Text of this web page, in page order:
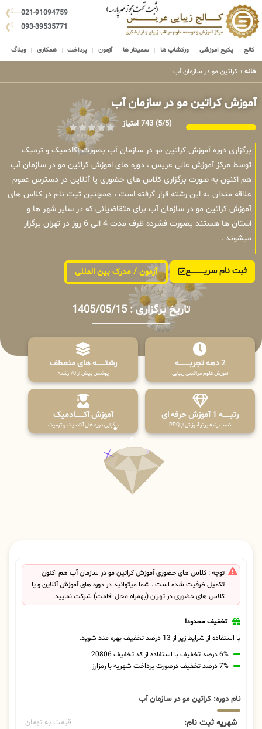
021-91094759
093-39535771
کالج پکیج اموزشی ورکشاپ ها سمینار ها آزمون پرداخت همکاری وبلاگ
خانه » کراتین مو در سازمان آب
آموزش کراتین مو در سازمان آب
(5/5) 743 امتیاز
برگزاری دوره آموزش کراتین مو در سازمان آب بصورت آکادمیک و ترمیک
توسط مرکز آموزش عالی عریس ، دوره های اموزش کراتین مو در سازمان آب
هم اکنون به صورت برگزاری کلاس های حضوری یا آنلاین در دسترس عموم
علاقه مندان به این رشته قرار گرفته است ، همچنین ثبت نام در کلاس های
آموزش کراتین مو در سازمان آب برای متقاضیانی که در سایر شهر ها و
استان ها هستند بصورت فشرده ظرف مدت 4 الی 6 روز در تهران برگزار
میشوند .
ثبت نام سریــــــــــــع آزمون / مدرک بین المللی
تاریخ برگزاری : 1405/05/15
2 دهه تجربـــــــــه
آموزش علوم مراقبتی زیبایی
رشتـــــــه های منعطف
پوشش بیش از 70 رشته
رتبــــــه 1 آموزش حرفه ای
کسب رتبه برتر آموزش از PPQ
آموزش آکـــــــادمیک
برگزاری دوره های آکادمیک و ترمیک
توجه : کلاس های حضوری آموزش کراتین مو در سازمان آب هم اکنون
تکمیل ظرفیت شده است . شما میتوانید در دوره های آموزش آنلاین و یا
کلاس های حضوری در تهران (بهمراه محل اقامت) شرکت نمایید.
تخفیف محدود!
با استفاده از شرایط زیر از 13 درصد تخفیف بهره مند شوید.
6% درصد تخفیف با استفاده از کد تخفیف 20806
7% درصد تخفیف درصورت پرداخت شهریه با رمزارز
نام دوره: کراتین مو در سازمان آب
شهریه ثبت نام: قیمت به تومان